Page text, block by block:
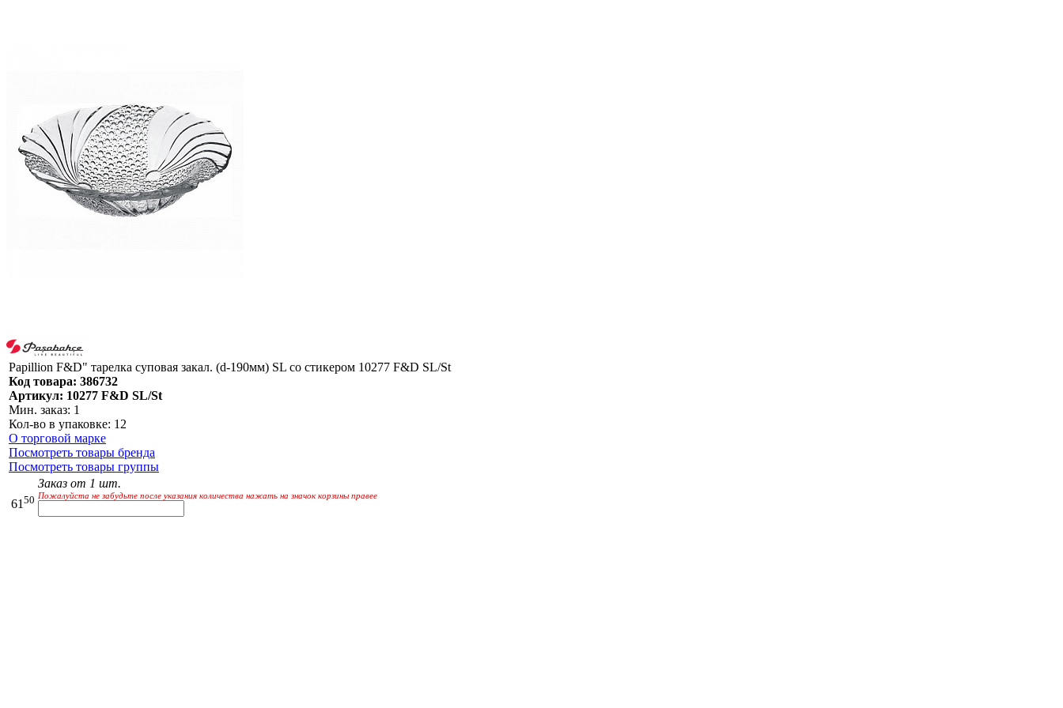
Papillion F&D" тарелка суповая закал. (d-190мм) SL со стикером 10277 F&D SL/St
Код товара: 386732
Артикул: 10277 F&D SL/St
Мин. заказ: 1
Кол-во в упаковке: 12
О торговой марке
Посмотреть товары бренда
Посмотреть товары группы
61 50
Заказ от 1 шт.
Пожалуйста не забудьте после указания количества нажать на значок корзины правее